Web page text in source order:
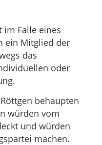
im Falle eines
ein Mitglied der
das
oder
behaupten
würden vom
und würden
machen.